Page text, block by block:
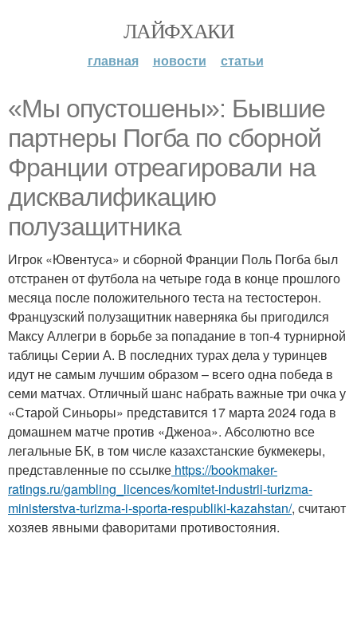
ЛАЙФХАКИ
главная новости статьи
«Мы опустошены»: Бывшие
партнеры Погба по сборной
Франции отреагировали на
дисквалификацию
полузащитника
Игрок «Ювентуса» и сборной Франции Поль Погба был
отстранен от футбола на четыре года в конце прошлого
месяца после положительного теста на тестостерон.
Французский полузащитник наверняка бы пригодился
Максу Аллегри в борьбе за попадание в топ-4 турнирной
таблицы Серии А. В последних турах дела у туринцев
идут не самым лучшим образом – всего одна победа в
семи матчах. Отличный шанс набрать важные три очка у
«Старой Синьоры» представится 17 марта 2024 года в
домашнем матче против «Дженоа». Абсолютно все
легальные БК, в том числе казахстанские букмекеры,
представленные по ссылке https://bookmaker-
ratings.ru/gambling_licences/komitet-industrii-turizma-
ministerstva-turizma-i-sporta-respubliki-kazahstan/, считают
хозяев явными фаворитами противостояния.